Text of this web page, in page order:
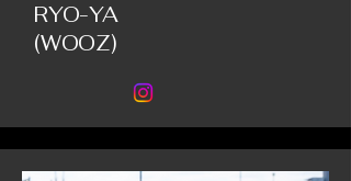
RYO-YA
(WOOZ)